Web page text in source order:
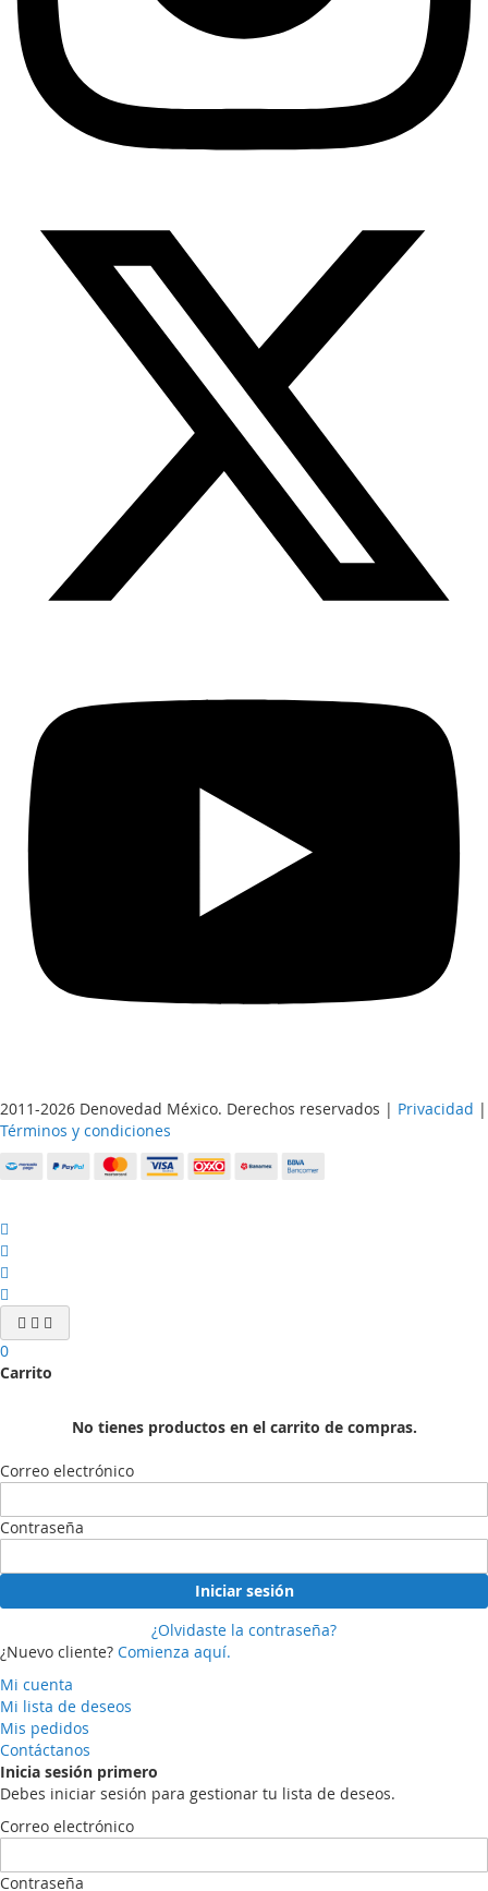
2011-2026 Denovedad México. Derechos reservados | Privacidad |
Términos y condiciones
0
Carrito
No tienes productos en el carrito de compras.
Correo electrónico
Contraseña
Iniciar sesión
¿Olvidaste la contraseña?
¿Nuevo cliente? Comienza aquí.
Mi cuenta
Mi lista de deseos
Mis pedidos
Contáctanos
Inicia sesión primero
Debes iniciar sesión para gestionar tu lista de deseos.
Correo electrónico
Contraseña